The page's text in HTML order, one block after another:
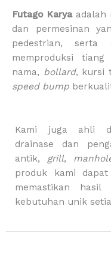
e
b
o
o
k
t
a
g
r
a
m
t
o
k
Futago Karyaadalah
dan permesinan
pedestrian, serta
memproduksi
nama, bollard, kursi
speed bump
Kami juga ahli
drainase dan
antik, grill,
produk kami
memastikan
kebutuhan unik